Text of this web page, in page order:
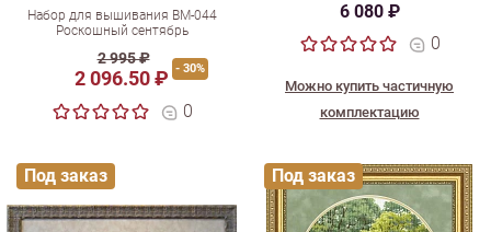
Набор для вышивания ВМ-044
Роскошный сентябрь
2 995 ₽
2 096.50 ₽ - 30%
0
6 080 ₽
0
Можно купить частичную
комплектацию
Под заказ Под заказ